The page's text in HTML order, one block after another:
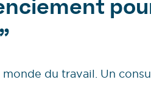
monde du travail. Un